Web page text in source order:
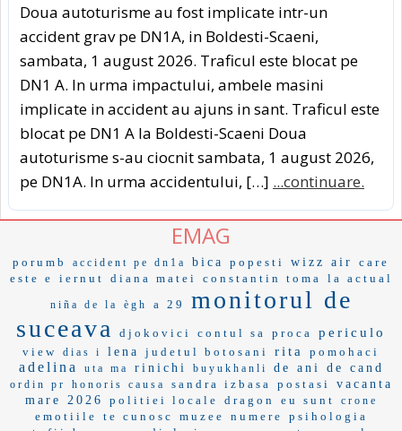
Doua autoturisme au fost implicate intr-un
accident grav pe DN1A, in Boldesti-Scaeni,
sambata, 1 august 2026. Traficul este blocat pe
DN1 A. In urma impactului, ambele masini
implicate in accident au ajuns in sant. Traficul este
blocat pe DN1 A la Boldesti-Scaeni Doua
autoturisme s-au ciocnit sambata, 1 august 2026,
pe DN1A. In urma accidentului, […] ...continuare.
EMAG
porumb accident pe dn1a bica popesti wizz air
care
este e
iernut diana matei constantin toma la actual
niña de la ègh a 29
monitorul de
suceava
djokovici contul sa proca periculo
view dias i lena judetul botosani rita pomohaci
adelina uta ma rinichi buyukhanli de ani de cand
ordin pr honoris causa sandra izbasa postasi
vacanta
mare 2026
politiei locale dragon eu sunt crone
emotiile te cunosc muzee numere
psihologia